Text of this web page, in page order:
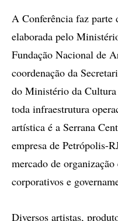
A Conferência faz parte
elaborada pelo
Fundação Nacional de
coordenação da
do Ministério da
toda infraestrutura
artística é a Serrana
empresa de Petrópolis-
mercado de
corporativos e
Diversos artistas,